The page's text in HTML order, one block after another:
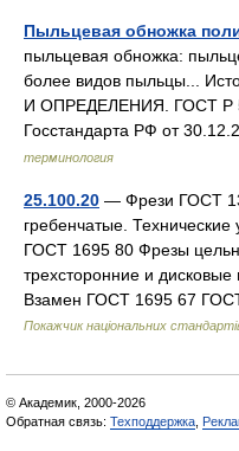
Пыльцевая обножка
пыльцевая обножка:
более видов пыльцы...
И ОПРЕДЕЛЕНИЯ. ГОСТ Р
Госстандарта РФ от
терминология
25.100.20 — Фрези ГОСТ
гребенчатые.
ГОСТ 1695 80 Фрезы
трехсторонние и дисковые
Взамен ГОСТ 1695 67
Покажчик національних
© Академик, 2000-2026
Обратная связь: Техподдержка